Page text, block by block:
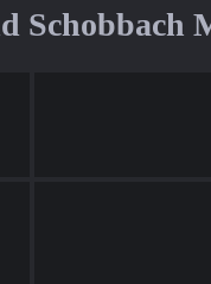
Schobbach